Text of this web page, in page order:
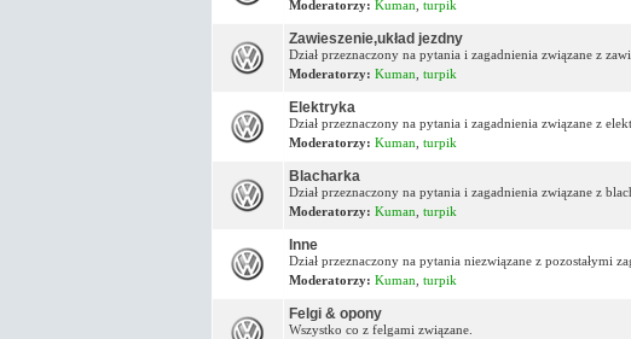
Moderatorzy: Kuman turpik
Zawieszenie,układ jezdny
Dział przeznaczony na pytania i zagadnienia związane z
Moderatorzy: Kuman turpik
Elektryka
Dział przeznaczony na pytania i zagadnienia związane z
Moderatorzy: Kuman turpik
Blacharka
Dział przeznaczony na pytania i zagadnienia związane z
Moderatorzy: Kuman turpik
Inne
Dział przeznaczony na pytania niezwiązane z pozostałymi
Moderatorzy: Kuman turpik
Felgi & opony
Wszystko co z felgami związane.